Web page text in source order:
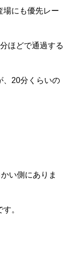
場にも優先レー
ほどで通過する
、20分くらいの
い側にありま
。